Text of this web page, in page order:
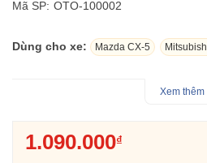
Mã SP: OTO-100002
Dùng cho xe: Mazda CX-5
- Máy bơm lốp Michelin M2567
giúp bảo vệ lốp, mang đến sự an
Xem thêm
1.090.000₫